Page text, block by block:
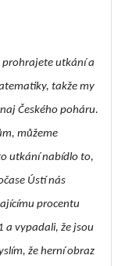
prohrajete utkání a
takže my
Českého poháru.
můžeme
utkání nabídlo to,
Ústí nás
procentu
a vypadali, že jsou
že herní obraz